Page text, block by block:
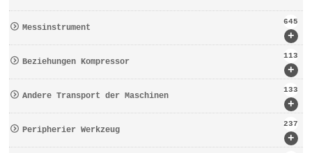
+
Messinstrument
645
+
Beziehungen Kompressor
113
+
Andere Transport der Maschinen
133
+
Peripherier Werkzeug
237